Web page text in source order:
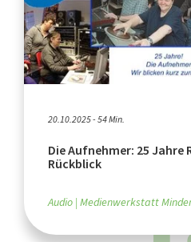
20.10.2025 - 54 Min.
Die Aufnehmer: 25 Jahre
Rückblick
Audio Medienwerkstatt